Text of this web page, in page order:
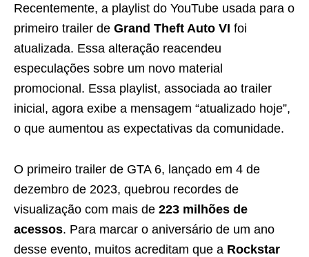
Recentemente, a playlist do YouTube usada para o
primeiro trailer de Grand Theft Auto VI foi
atualizada. Essa alteração reacendeu
especulações sobre um novo material
promocional. Essa playlist, associada ao trailer
inicial, agora exibe a mensagem “atualizado hoje”,
o que aumentou as expectativas da comunidade.
O primeiro trailer de GTA 6, lançado em 4 de
dezembro de 2023, quebrou recordes de
visualização com mais de 223 milhões de
acessos. Para marcar o aniversário de um ano
desse evento, muitos acreditam que a Rockstar